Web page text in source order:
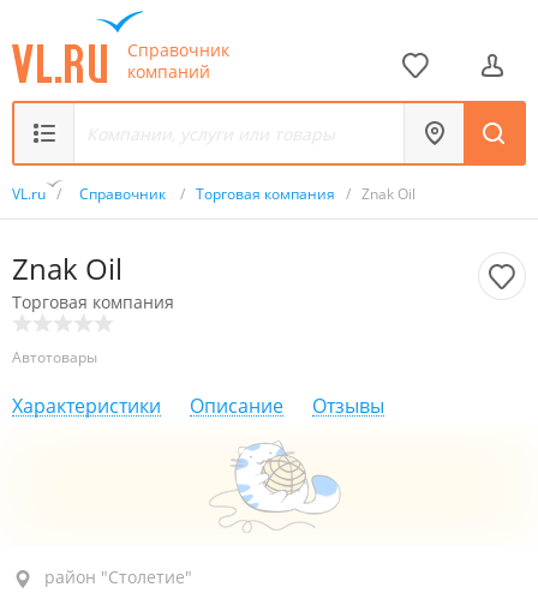
Справочник
компаний
VL.ru / Справочник / Торговая компания / Znak Oil
Znak Oil
Торговая компания
Автотовары
Характеристики Описание Отзывы
район "Столетие", пр-т 100-летия Владивостока, 57Б
район "Столетие"